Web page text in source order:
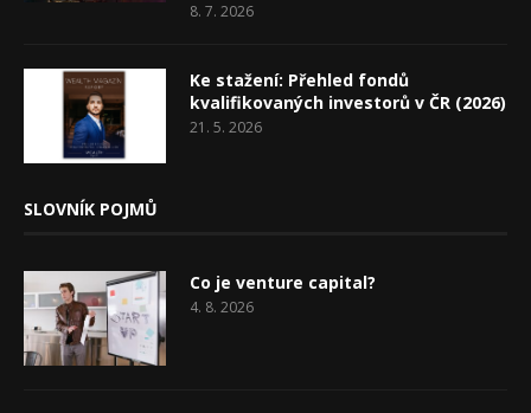
8. 7. 2026
Ke stažení: Přehled fondů
kvalifikovaných investorů v ČR (2026)
21. 5. 2026
SLOVNÍK POJMŮ
Co je venture capital?
4. 8. 2026